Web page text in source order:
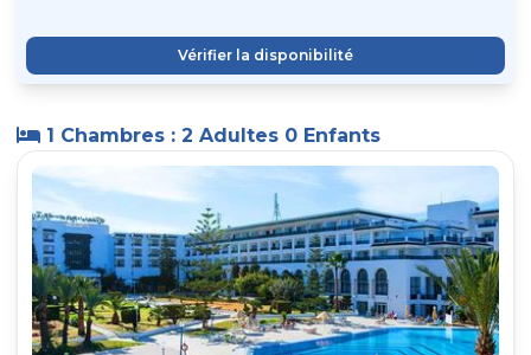
Vérifier la disponibilité
1 Chambres : 2 Adultes 0 Enfants